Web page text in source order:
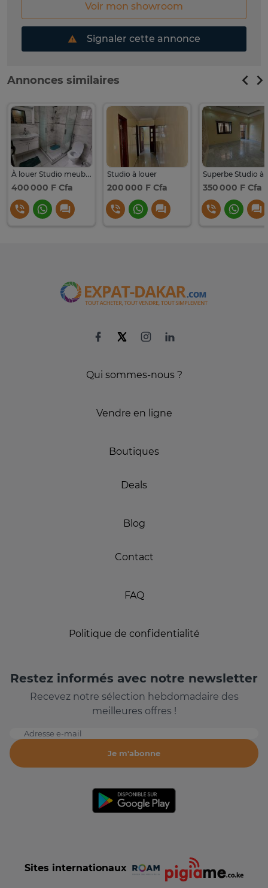
Voir mon showroom
Signaler cette annonce
Annonces similaires
À louer Studio meublé mamelles
400 000 F Cfa
Studio à louer
200 000 F Cfa 350 000 F Cfa
Qui sommes-nous ?
Vendre en ligne
Boutiques
Deals
Blog
Contact
FAQ
Politique de confidentialité
Restez informés avec notre newsletter
Recevez notre sélection hebdomadaire des
meilleures offres !
Adresse e-mail
Je m'abonne
Sites internationaux